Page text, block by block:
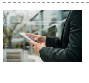
ПО
Outsourcing
Кадры
Регулирование
Финансы